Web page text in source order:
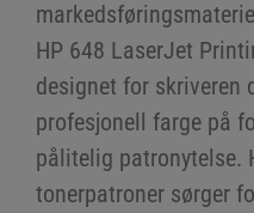
HP 648 LaserJet
designet for skriveren
profesjonell farge på
pålitelig patronytelse.
tonerpatroner sørger